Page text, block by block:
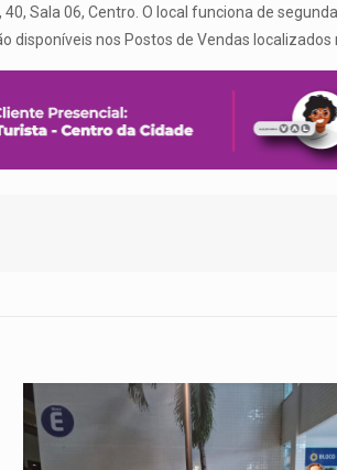
40, Sala 06, Centro.O local funciona de
disponíveis nos Postos de Vendas localizados